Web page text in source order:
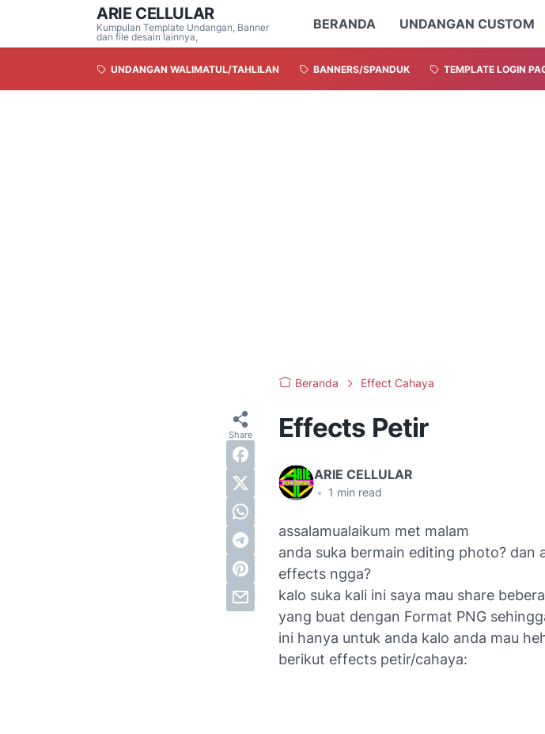
ARIE CELLULAR
Kumpulan Template Undangan, Banner
dan file desain lainnya,
BERANDA UNDANGAN CUSTOM
UNDANGAN WALIMATUL/TAHLILAN BANNERS/SPANDUK TEMPLATE LOGIN
Beranda Effect Cahaya
Effects Petir
ARIE CELLULAR
• 1 min read
assalamualaikum met malam
anda suka bermain editing photo? dan
effects ngga?
kalo suka kali ini saya mau share
yang buat dengan Format PNG
ini hanya untuk anda kalo anda mau
berikut effects petir/cahaya: